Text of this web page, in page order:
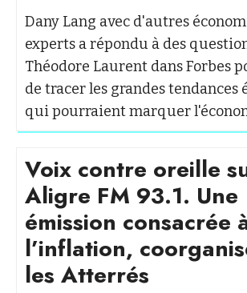
Dany Lang avec d'autres
experts a répondu à des
Théodore Laurent dans Forbes
de tracer les grandes tendances
qui pourraient marquer
Voix contre oreille
Aligre FM 93.1. Une
émission consacrée
l’inflation,
les Atterrés